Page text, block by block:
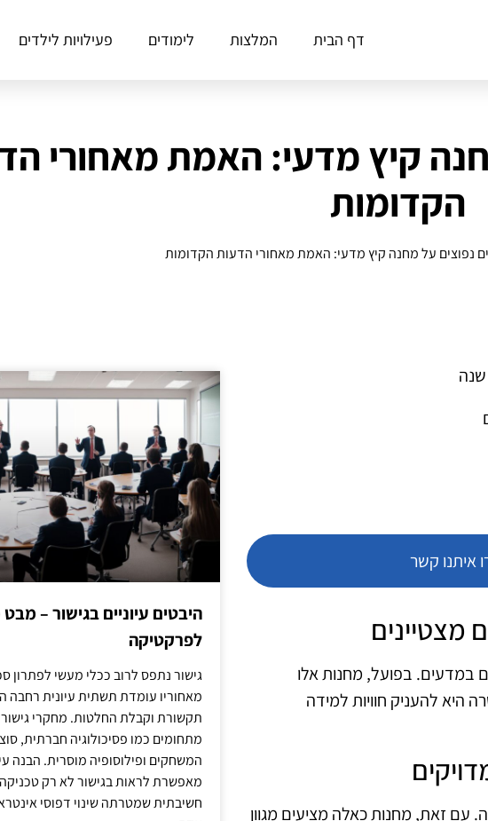
דף הבית המלצות לימודים פעילויות לילדים
מחנה קיץ מדעי: האמת מאחורי
הקדומות
איתנו קשר
במדעים. בפועל, מחנות אלו
להעניק חוויות למידה
עם זאת, מחנות כאלה מציעים מגוון
היבטים עיוניים בגישור –
לפרקטיקה
גישור נתפס לרוב ככלי מעשי לפתרון
מאחוריו עומדת תשתית עיונית רחבה
תקשורת וקבלת החלטות. מחקרי
מתחומים כמו פסיכולוגיה חברתית,
המשחקים ופילוסופיה מוסרית. הבנה
מאפשרת לראות בגישור לא רק
חשיבתית שמטרתה שינוי דפוסי